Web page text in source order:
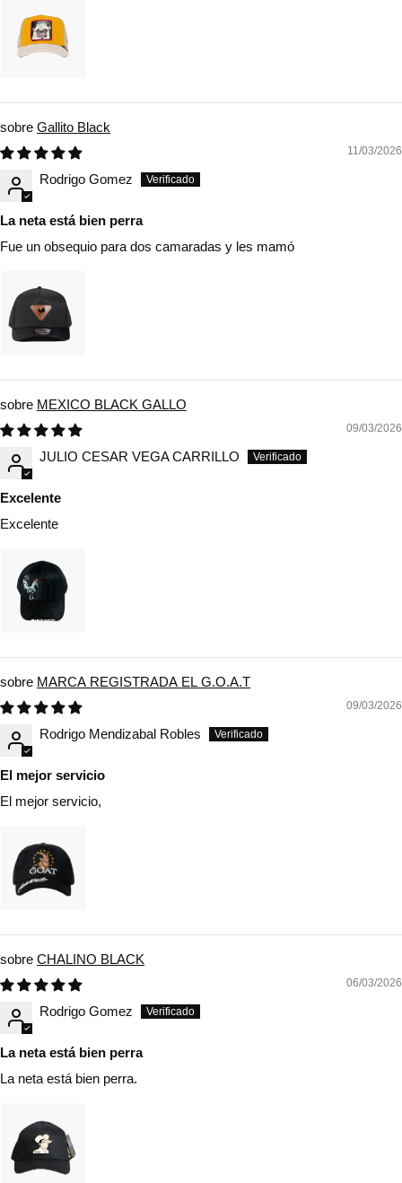
Gallito Black
11/03/2026
Rodrigo Gomez
La neta está bien perra
Fue un obsequio para dos camaradas y les mamó
MEXICO BLACK GALLO
09/03/2026
JULIO CESAR VEGA CARRILLO
Excelente
Excelente
MARCA REGISTRADA EL G.O.A.T
09/03/2026
Rodrigo Mendizabal Robles
El mejor servicio
El mejor servicio,
CHALINO BLACK
06/03/2026
Rodrigo Gomez
La neta está bien perra
La neta está bien perra.